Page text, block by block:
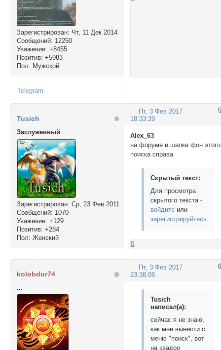
Зарегистрирован: Чт, 11 Дек 2014
Сообщений: 12250
Уважение: +8455
Позитив: +5983
Пол: Мужской
Telegram
5
Пт, 3 Фев 2017
18:33:39
Tusich
Заслуженный
Зарегистрирован: Ср, 23 Фев 2011
Сообщений: 1070
Уважение: +129
Позитив: +284
Пол: Женский
Alex_63
на форуме в шапке фон этого
поиска справа
Скрытый текст:
Для просмотра
скрытого текста -
войдите или
зарегистрируйтесь
0
6
Пт, 3 Фев 2017
23:38:08
kolobdur74
...
Tusich
написал(а):
сейчас я не знаю,
как мне вынести с
меню "поиск", вот
на квадро